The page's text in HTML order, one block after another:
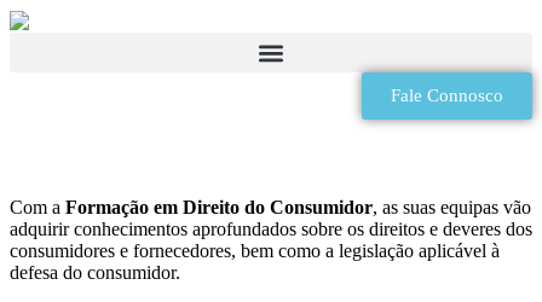
Fale Connosco
Com a Formação em Direito do Consumidor, as suas equipas vão
adquirir conhecimentos aprofundados sobre os direitos e deveres dos
consumidores e fornecedores, bem como a legislação aplicável à
defesa do consumidor.